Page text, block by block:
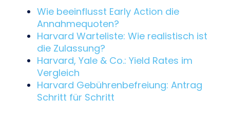
Wie beeinflusst Early Action die
Annahmequoten?
Harvard Warteliste: Wie realistisch ist
die Zulassung?
Harvard, Yale & Co.: Yield Rates im
Vergleich
Harvard Gebührenbefreiung: Antrag
Schritt für Schritt